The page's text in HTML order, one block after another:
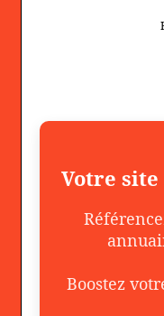
Votre
Boostez